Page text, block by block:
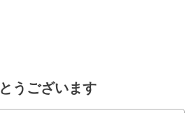
うございます